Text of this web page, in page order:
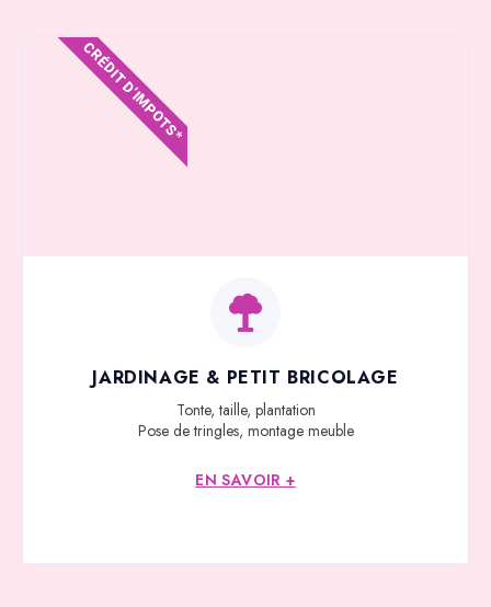
JARDINAGE & PETIT BRICOLAGE
Tonte, taille, plantation
Pose de tringles, montage meuble
EN SAVOIR +
CRÉDIT D'IMPOTS*